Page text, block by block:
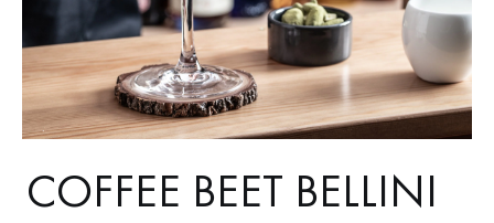
COFFEE BEET BELLINI